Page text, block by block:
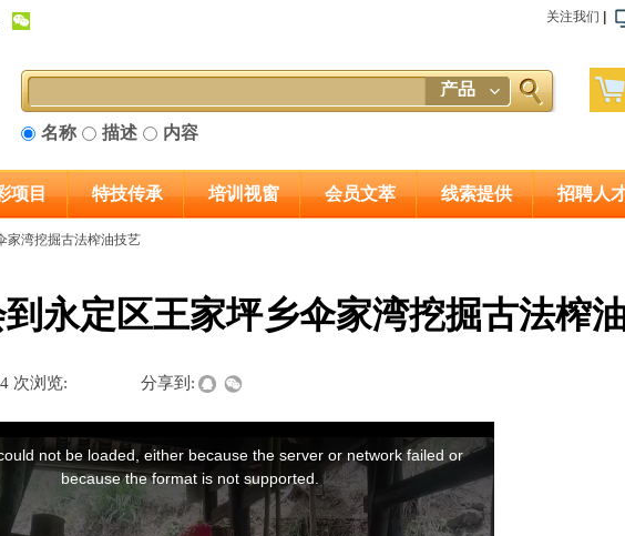
关注我们
产品
名称 描述 内容
项目 特技传承 培训视窗 会员文萃 线索提供 招聘人
家湾挖掘古法榨油技艺
永定区王家坪乡伞家湾挖掘古法榨
次浏览: 分享到: